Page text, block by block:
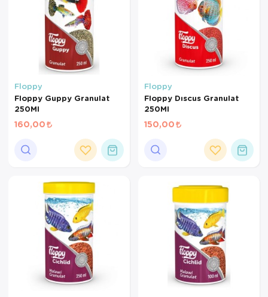
Floppy
Floppy Guppy Granulat
250Ml
160,00
Floppy
Floppy Dıscus Granulat
250Ml
150,00